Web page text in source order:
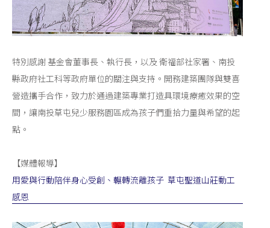
特別感謝 基金會董事長、執行長，以及 衛福部社家署、南投
縣政府社工科等政府單位的關注與支持。開務建築團隊與雙喜
營造攜手合作，致力於通過建築專業打造具環境療癒效果的空
間，讓南投草屯兒少服務園區成為孩子們重拾力量與希望的起
點。
【媒體報導】
用愛與行動陪伴身心受創、輾轉流離孩子 草屯聖道山莊動工
感恩